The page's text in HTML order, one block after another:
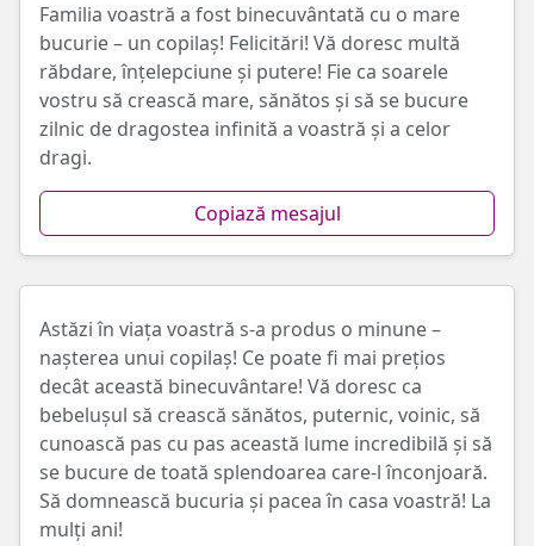
Familia voastră a fost binecuvântată cu o mare
bucurie – un copilaș! Felicitări! Vă doresc multă
răbdare, înțelepciune și putere! Fie ca soarele
vostru să crească mare, sănătos și să se bucure
zilnic de dragostea infinită a voastră și a celor
dragi.
Copiază mesajul
Astăzi în viața voastră s-a produs o minune –
nașterea unui copilaș! Ce poate fi mai prețios
decât această binecuvântare! Vă doresc ca
bebelușul să crească sănătos, puternic, voinic, să
cunoască pas cu pas această lume incredibilă și să
se bucure de toată splendoarea care-l înconjoară.
Să domnească bucuria și pacea în casa voastră! La
mulți ani!